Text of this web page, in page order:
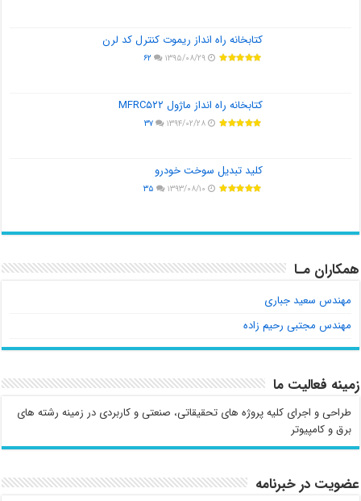
کتابخانه راه انداز ریموت کنترل کد لرن
۱۳۹۵/۰۸/۲۹ ۶۲
کتابخانه راه انداز ماژول MFRC۵۲۲
۱۳۹۴/۰۲/۲۸ ۳۷
کلید تبدیل سوخت خودرو
۱۳۹۳/۰۸/۱۰ ۳۵
همکاران مـا
مهندس سعید جباری
مهندس مجتبی رحیم زاده
زمینه فعالیت ما
طراحی و اجرای کلیه پروژه های تحقیقاتی، صنعتی و کاربردی در زمینه رشته های
برق و کامپیوتر
عضویت در خبرنامه